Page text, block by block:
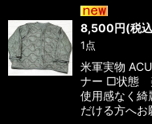
8,500円(税
1点
米軍実物
ナー □状態
使用感なく綺
だける方へ